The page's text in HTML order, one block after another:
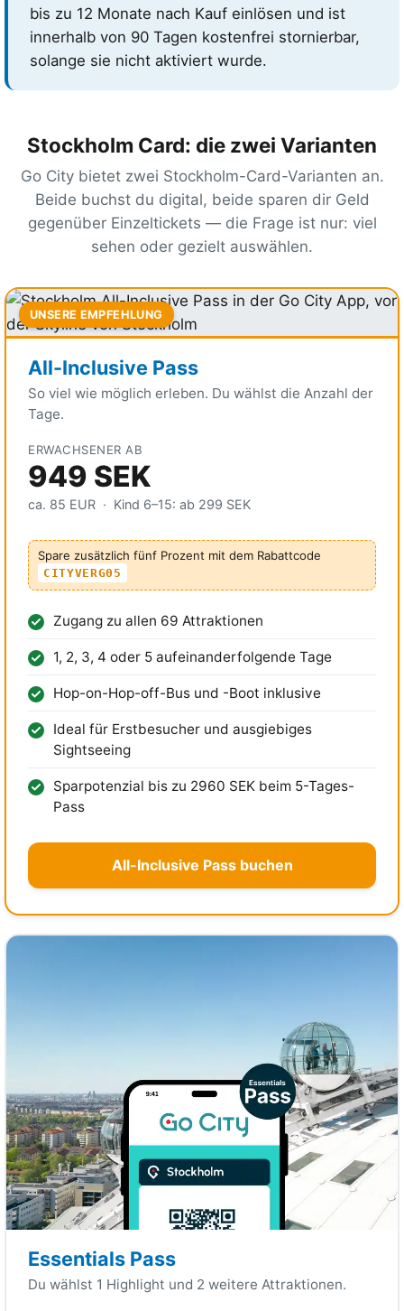
bis zu 12 Monate nach Kauf einlösen und ist
innerhalb von 90 Tagen kostenfrei stornierbar,
solange sie nicht aktiviert wurde.
Stockholm Card: die zwei Varianten
Go City bietet zwei Stockholm-Card-Varianten an.
Beide buchst du digital, beide sparen dir Geld
gegenüber Einzeltickets — die Frage ist nur: viel
sehen oder gezielt auswählen.
UNSERE EMPFEHLUNG
All-Inclusive Pass
So viel wie möglich erleben. Du wählst die Anzahl der
Tage.
ERWACHSENER AB
949 SEK
ca. 85 EUR · Kind 6–15: ab 299 SEK
Spare zusätzlich fünf Prozent mit dem Rabattcode
CITYVERG05
Zugang zu allen 69 Attraktionen
1, 2, 3, 4 oder 5 aufeinanderfolgende Tage
Hop-on-Hop-off-Bus und -Boot inklusive
Ideal für Erstbesucher und ausgiebiges
Sightseeing
Sparpotenzial bis zu 2960 SEK beim 5-Tages-
Pass
All-Inclusive Pass buchen
Essentials Pass
Du wählst 1 Highlight und 2 weitere Attraktionen.